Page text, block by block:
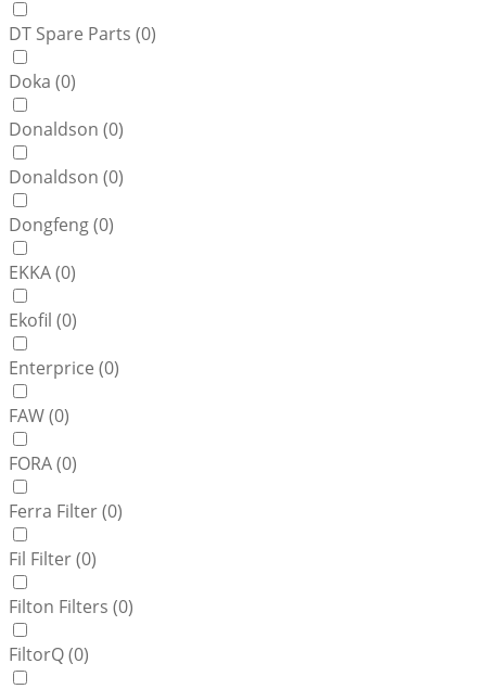
DT Spare Parts (0)
Doka (0)
Donaldson (0)
Donaldson (0)
Dongfeng (0)
EKKA (0)
Ekofil (0)
Enterprice (0)
FAW (0)
FORA (0)
Ferra Filter (0)
Fil Filter (0)
Filton Filters (0)
FiltorQ (0)